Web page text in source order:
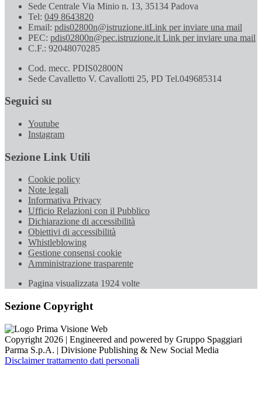
Sede Centrale Via Minio n. 13, 35134 Padova
Tel: 049 8643820
Email: pdis02800n@istruzione.itLink per inviare una mail
PEC: pdis02800n@pec.istruzione.it Link per inviare una mail
C.F.: 92048070285
Cod. mecc. PDIS02800N
Sede Cavalletto V. Cavallotti 25, PD Tel.049685314
Seguici su
Youtube
Instagram
Sezione Link Utili
Cookie policy
Note legali
Informativa Privacy
Ufficio Relazioni con il Pubblico
Dichiarazione di accessibilità
Obiettivi di accessibilità
Whistleblowing
Gestione consensi cookie
Amministrazione trasparente
Pagina visualizzata 1924 volte
Sezione Copyright
Copyright 2026 | Engineered and powered by Gruppo Spaggiari
Parma S.p.A. | Divisione Publishing & New Social Media
Disclaimer trattamento dati personali